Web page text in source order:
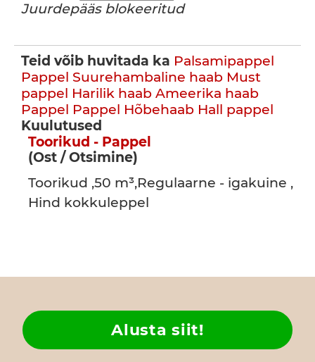
Juurdepääs blokeeritud
Teid võib huvitada ka Palsamipappel
Pappel Suurehambaline haab Must
pappel Harilik haab Ameerika haab
Pappel Pappel Hõbehaab Hall pappel
Kuulutused
Toorikud - Pappel
(Ost / Otsimine)
Toorikud ,50 m³,Regulaarne - igakuine ,
Hind kokkuleppel
Alusta siit!